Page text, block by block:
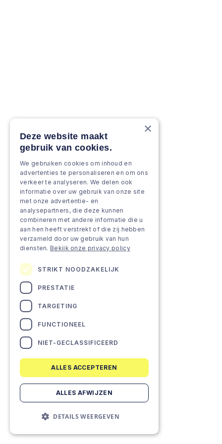
×
Deze website maakt
gebruik van cookies.
We gebruiken cookies om inhoud en
advertenties te personaliseren en om ons
verkeer te analyseren. We delen ook
informatie over uw gebruik van onze site
met onze advertentie- en
analysepartners, die deze kunnen
combineren met andere informatie die u
aan hen heeft verstrekt of die zij hebben
verzameld door uw gebruik van hun
diensten. Bekijk onze privacy policy
STRIKT NOODZAKELIJK
PRESTATIE
TARGETING
FUNCTIONEEL
NIET-GECLASSIFICEERD
ALLES ACCEPTEREN
ALLES AFWIJZEN
DETAILS WEERGEVEN